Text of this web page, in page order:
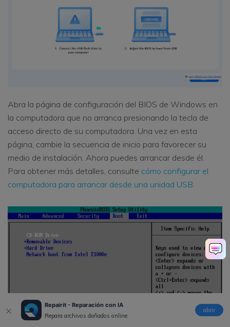
Repairit - Reparación con IA
Repara archivos dañados online.
abrir
Abra la página de configuración del BIOS de Windows en
la computadora que no arranca presionando la tecla de
acceso directo de su computadora. Una vez en esta
página, cambie la secuencia de inicio para favorecer su
medio de instalación. Ahora puedes arrancar desde él.
Para obtener más detalles, consulte cómo configurar el
computadora para arrancar desde una unidad USB.